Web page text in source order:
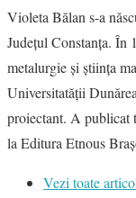
Violeta Bălan s-a
Județul Constanța. În
metalurgie și știința
Universitatăţii
proiectant. A publicat
la Editura Etnous
Vezi toate